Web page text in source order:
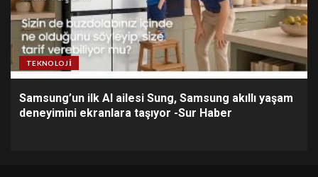
TEKNOLOJI
Samsung’un ilk AI ailesi Sung, Samsung akıllı yaşam
deneyimini ekranlara taşıyor -Sur Haber